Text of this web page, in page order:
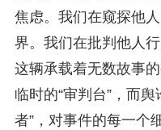
焦虑。我们在窥探他
界。我们在批判他人
这辆承载着无数故事
临时的“审判台”，而
者”，对事件的每一个